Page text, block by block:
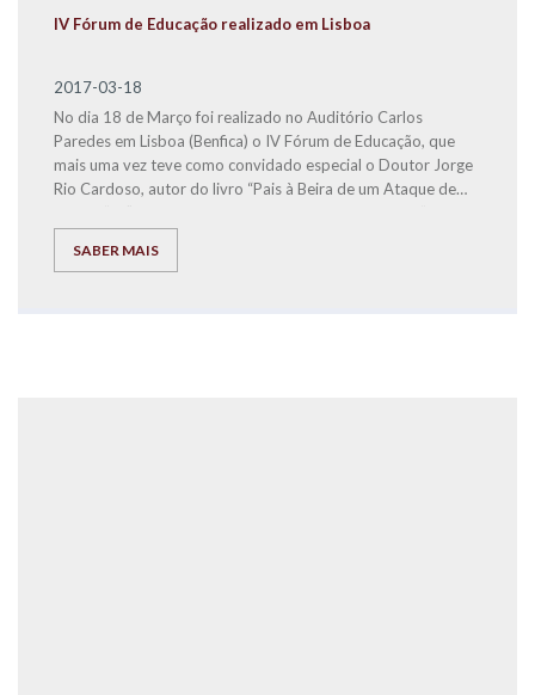
IV Fórum de Educação realizado em Lisboa
2017-03-18
No dia 18 de Março foi realizado no Auditório Carlos
Paredes em Lisboa (Benfica) o IV Fórum de Educação, que
mais uma vez teve como convidado especial o Doutor Jorge
Rio Cardoso, autor do livro “Pais à Beira de um Ataque de
SABER MAIS